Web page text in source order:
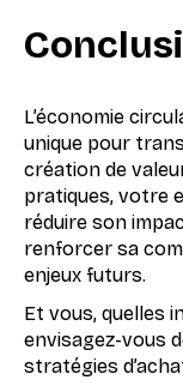
L’économie
unique pour
création de
pratiques, votre
réduire son
renforcer sa
enjeux futurs.
Et vous, quelles
envisagez-vous
stratégies